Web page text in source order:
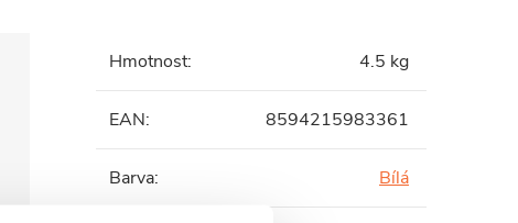
Hmotnost: 4.5 kg
EAN: 8594215983361
Barva: Bílá